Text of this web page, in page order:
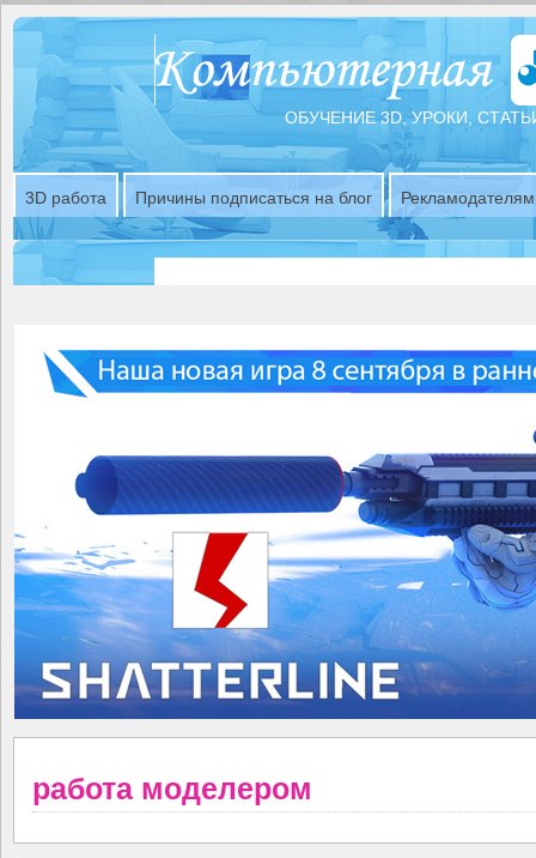
ОБУЧЕНИЕ 3D, УРОКИ,
3D работа Причины подписаться на блог Рекламодателям
работа моделером